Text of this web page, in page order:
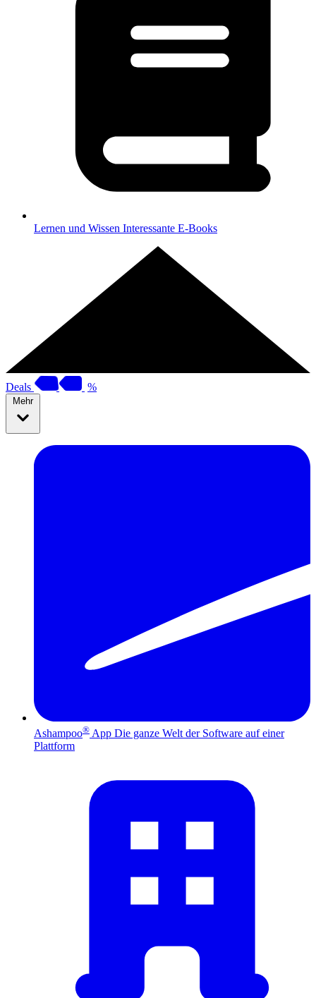
Lernen und Wissen Interessante E-Books
Deals %
Mehr
Ashampoo® App Die ganze Welt der Software auf einer
Plattform